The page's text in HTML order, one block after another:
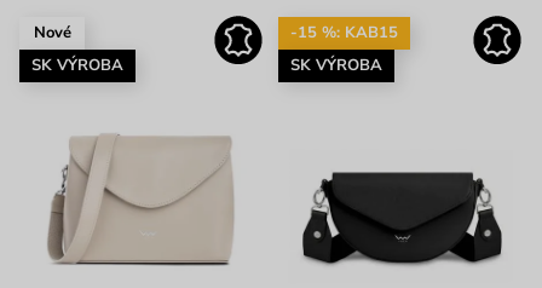
Nové
SK VÝROBA
-15 %: KAB15
SK VÝROBA